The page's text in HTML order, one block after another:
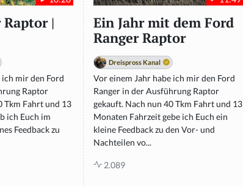
Raptor |
mir den Ford
Raptor
Tkm Fahrt und 13
ich Euch im
Feedback zu
Ein Jahr mit dem Ford
Ranger Raptor
Dreispross Kanal
Vor einem Jahr habe ich mir den Ford
Ranger in der Ausführung Raptor
gekauft. Nach nun 40 Tkm Fahrt und 13
Monaten Fahrzeit gebe ich Euch ein
kleine Feedback zu den Vor- und
Nachteilen vo...
2.089